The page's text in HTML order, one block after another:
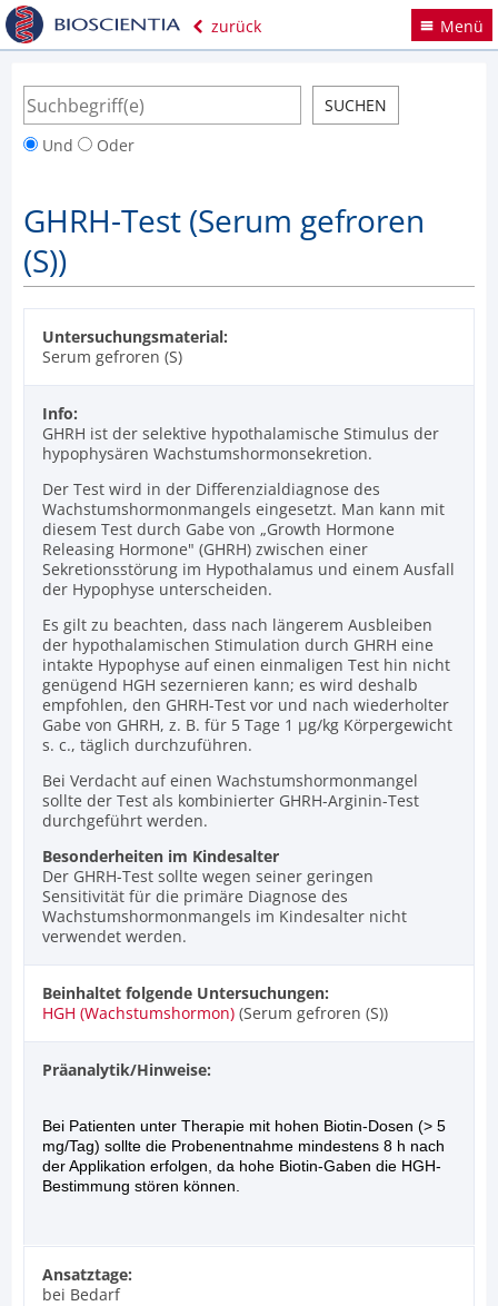
zurück Menü
Und Oder
GHRH-Test (Serum gefroren
(S))
Untersuchungsmaterial:
Serum gefroren (S)
Info:
GHRH ist der selektive hypothalamische Stimulus der
hypophysären Wachstumshormonsekretion.
Der Test wird in der Differenzialdiagnose des
Wachstumshormonmangels eingesetzt. Man kann mit
diesem Test durch Gabe von „Growth Hormone
Releasing Hormone" (GHRH) zwischen einer
Sekretionsstörung im Hypothalamus und einem Ausfall
der Hypophyse unterscheiden.
Es gilt zu beachten, dass nach längerem Ausbleiben
der hypothalamischen Stimulation durch GHRH eine
intakte Hypophyse auf einen einmaligen Test hin nicht
genügend HGH sezernieren kann; es wird deshalb
empfohlen, den GHRH-Test vor und nach wiederholter
Gabe von GHRH, z. B. für 5 Tage 1 µg/kg Körpergewicht
s. c., täglich durchzuführen.
Bei Verdacht auf einen Wachstumshormonmangel
sollte der Test als kombinierter GHRH-Arginin-Test
durchgeführt werden.
Besonderheiten im Kindesalter
Der GHRH-Test sollte wegen seiner geringen
Sensitivität für die primäre Diagnose des
Wachstumshormonmangels im Kindesalter nicht
verwendet werden.
Beinhaltet folgende Untersuchungen:
HGH (Wachstumshormon) (Serum gefroren (S))
Präanalytik/Hinweise:
Bei Patienten unter Therapie mit hohen Biotin-Dosen (> 5
mg/Tag) sollte die Probenentnahme mindestens 8 h nach
der Applikation erfolgen, da hohe Biotin-Gaben die HGH-
Bestimmung stören können.
Ansatztage:
bei Bedarf